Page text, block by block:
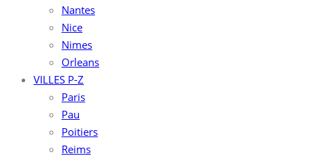
Nantes
Nice
Nimes
Orleans
VILLES P-Z
Paris
Pau
Poitiers
Reims